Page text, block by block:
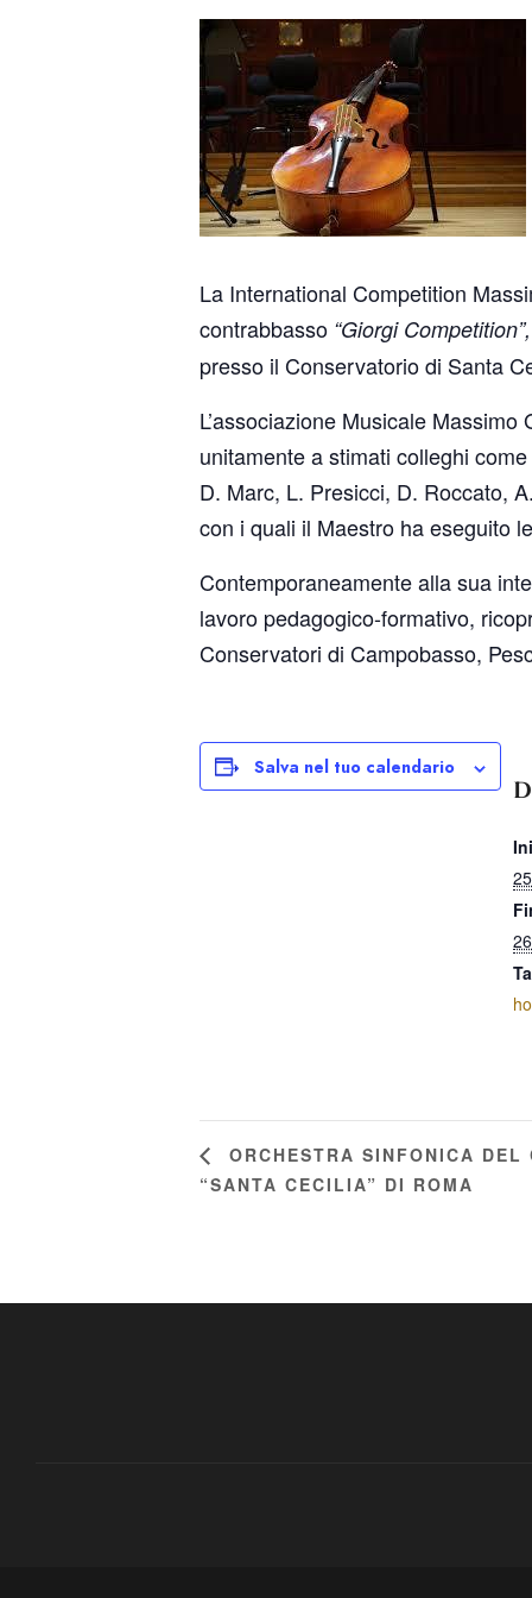
La International Competition
contrabbasso “Giorgi Competition”,
presso il Conservatorio di Santa
L’associazione Musicale
unitamente a stimati colleghi
D. Marc, L. Presicci, D. Roccato,
con i quali il Maestro ha eseguito
Contemporaneamente alla sua
lavoro pedagogico-formativo,
Conservatori di Campobasso,
Salva nel tuo calendario
ORCHESTRA SINFONICA DEL
“SANTA CECILIA” DI ROMA